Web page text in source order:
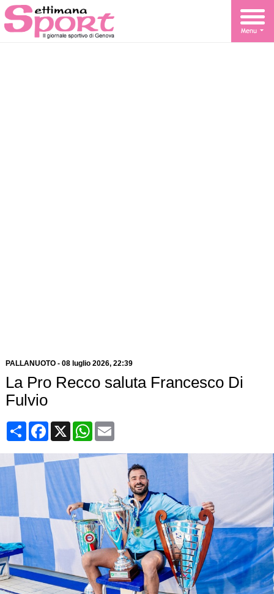
PALLANUOTO- 08 luglio 2026, 22:39
La Pro Recco saluta Francesco Di
Fulvio
CondividiFacebook
X WhatsApp
Email